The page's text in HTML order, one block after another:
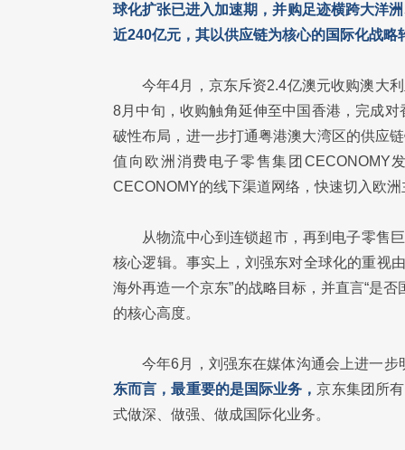
球化扩张已进入加速期，并购足迹横跨大洋
近240亿元，其以供应链为核心的国际化战略
今年4月，京东斥资2.4亿澳元收购澳大
8月中旬，收购触角延伸至中国香港，完成
破性布局，进一步打通粤港澳大湾区的供应
值向欧洲消费电子零售集团CECONOMY
CECONOMY的线下渠道网络，快速切入欧
从物流中心到连锁超市，再到电子零售
核心逻辑。事实上，刘强东对全球化的重视
海外再造一个京东”的战略目标，并直言“是
的核心高度。
今年6月，刘强东在媒体沟通会上进一步
东而言，最重要的是国际业务，京东集团所
式做深、做强、做成国际化业务。